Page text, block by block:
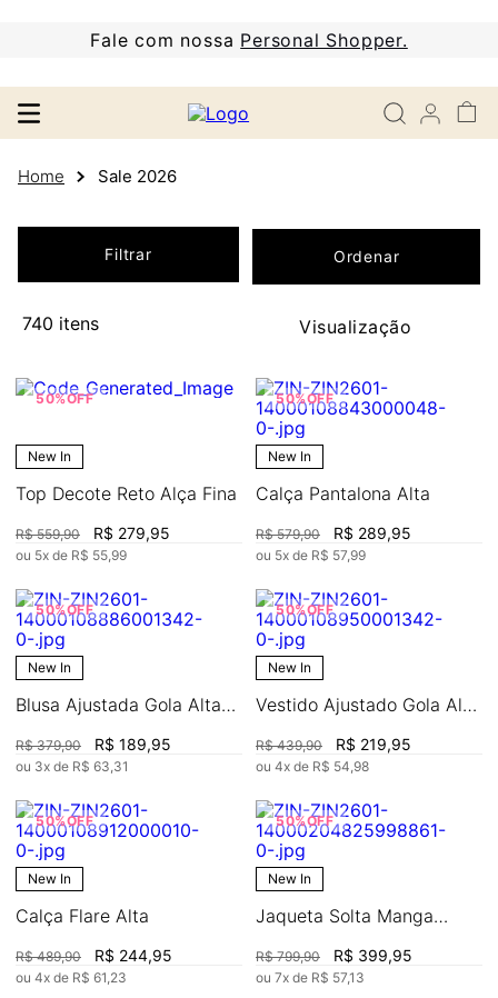
Fale com nossa Personal Shopper.
Sale 2026
Filtrar
740
50%OFF
New In
Top Decote Reto Alça Fina
R$ 559,90 R$ 279,95
ou 5x de R$ 55,99
50%OFF
New In
Calça Pantalona Alta
R$ 579,90 R$ 289,95
ou 5x de R$ 57,99
50%OFF
New In
Blusa Ajustada Gola Alta
R$ 379,90 R$ 189,95
ou 3x de R$ 63,31
50%OFF
New In
Vestido Ajustado Gola Alta
R$ 439,90 R$ 219,95
ou 4x de R$ 54,98
50%OFF
New In
Calça Flare Alta
R$ 489,90 R$ 244,95
ou 4x de R$ 61,23
50%OFF
New In
Jaqueta Solta Manga
R$ 799,90 R$ 399,95
ou 7x de R$ 57,13